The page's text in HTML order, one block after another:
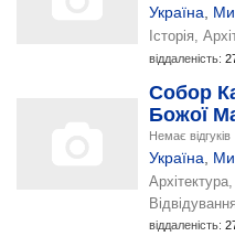
Україна
Історія,
віддаленість:
Собор
Божої
Немає відгуків
Україна
Архітектура,
віддаленість: